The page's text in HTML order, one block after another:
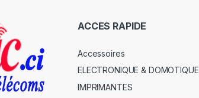
ACCES RAPIDE
Accessoires
ELECTRONIQUE & DOMOTIQUE
IMPRIMANTES